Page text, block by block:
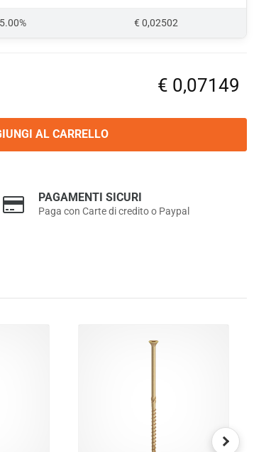
€ 0,02502
€ 0,07149
AL CARRELLO
PAGAMENTI SICURI
Paga con Carte di credito o Paypal